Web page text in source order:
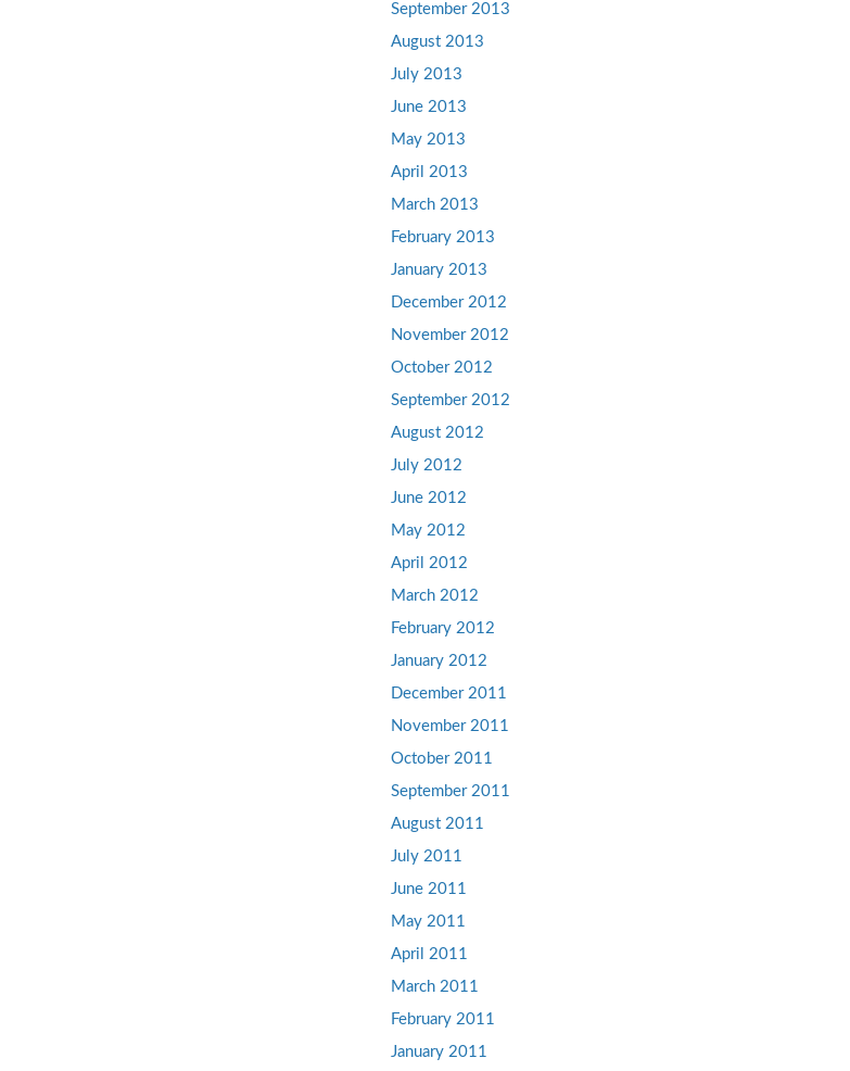
September 2013
August 2013
July 2013
June 2013
May 2013
April 2013
March 2013
February 2013
January 2013
December 2012
November 2012
October 2012
September 2012
August 2012
July 2012
June 2012
May 2012
April 2012
March 2012
February 2012
January 2012
December 2011
November 2011
October 2011
September 2011
August 2011
July 2011
June 2011
May 2011
April 2011
March 2011
February 2011
January 2011